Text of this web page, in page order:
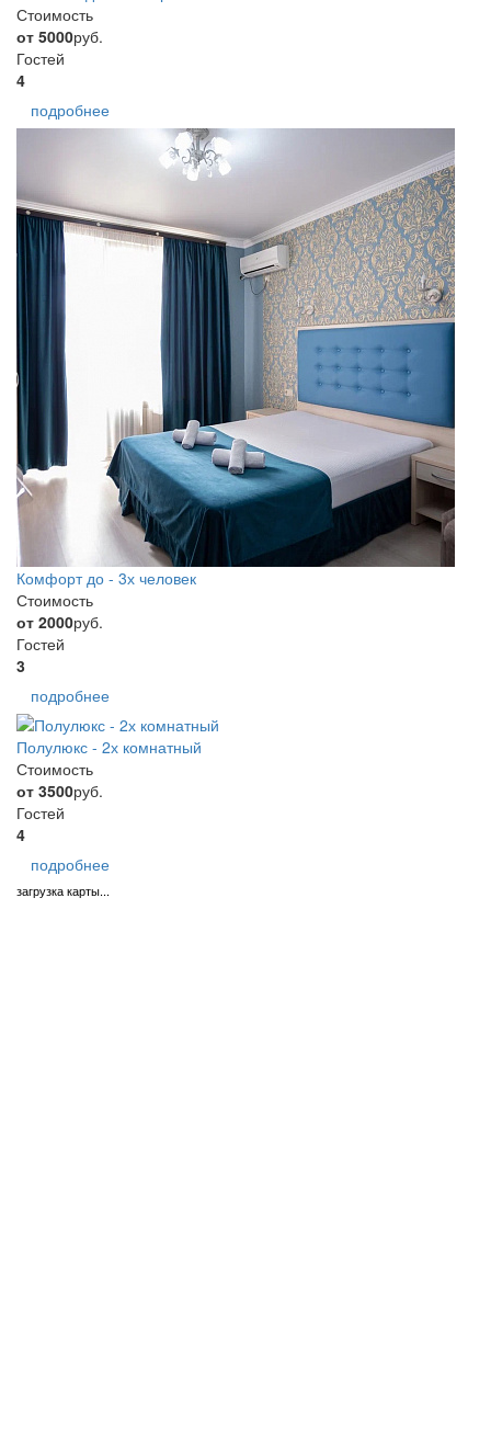
Стоимость
от 5000руб.
Гостей
4
подробнее
Комфорт до - 3х человек
Стоимость
от 2000руб.
Гостей
3
подробнее
Полулюкс - 2х комнатный
Стоимость
от 3500руб.
Гостей
4
подробнее
загрузка карты...